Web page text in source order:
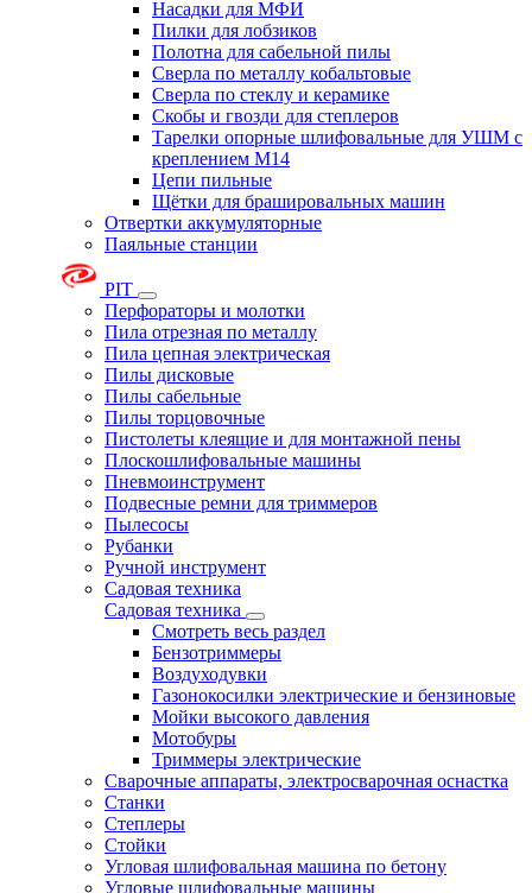
Насадки для МФИ
Пилки для лобзиков
Полотна для сабельной пилы
Сверла по металлу кобальтовые
Сверла по стеклу и керамике
Скобы и гвозди для степлеров
Тарелки опорные шлифовальные для УШМ с
креплением М14
Цепи пильные
Щётки для брашировальных машин
Отвертки аккумуляторные
Паяльные станции
PIT
Перфораторы и молотки
Пила отрезная по металлу
Пила цепная электрическая
Пилы дисковые
Пилы сабельные
Пилы торцовочные
Пистолеты клеящие и для монтажной пены
Плоскошлифовальные машины
Пневмоинструмент
Подвесные ремни для триммеров
Пылесосы
Рубанки
Ручной инструмент
Садовая техника
Садовая техника
Смотреть весь раздел
Бензотриммеры
Воздуходувки
Газонокосилки электрические и бензиновые
Мойки высокого давления
Мотобуры
Триммеры электрические
Сварочные аппараты, электросварочная оснастка
Станки
Степлеры
Стойки
Угловая шлифовальная машина по бетону
Угловые шлифовальные машины